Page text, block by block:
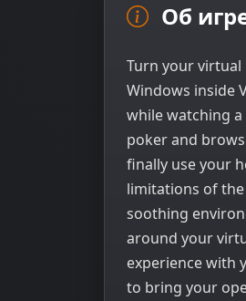
Об
Turn your
Windows inside
while watching
poker and
finally use your
limitations of
soothing
around your
experience with
to bring your